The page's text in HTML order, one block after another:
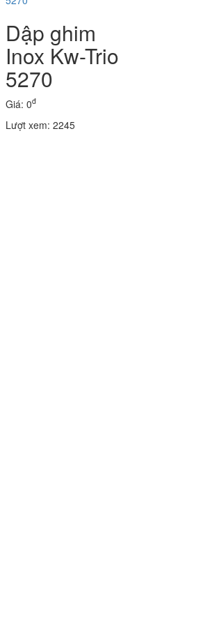
Dập ghim
Inox Kw-Trio
5270
Giá: 0đ
Lượt xem: 2245